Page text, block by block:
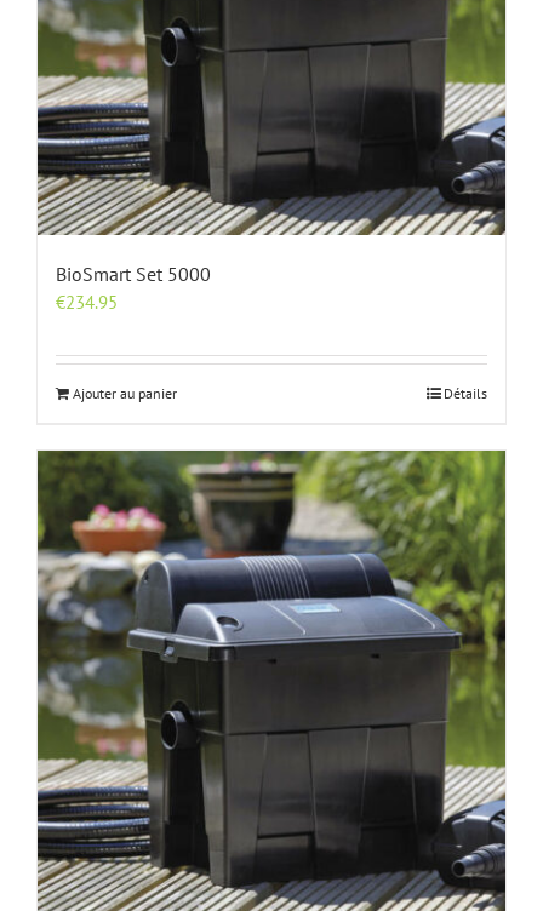
BioSmart Set 5000
€234.95
Ajouter au panier Détails